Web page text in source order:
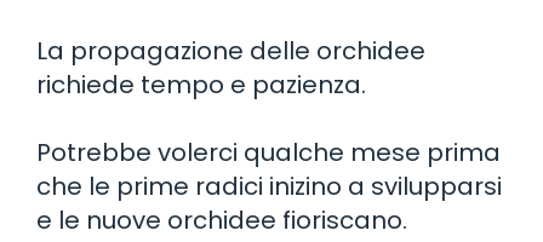
La propagazione delle orchidee
richiede tempo e pazienza.
Potrebbe volerci qualche mese prima
che le prime radici inizino a svilupparsi
e le nuove orchidee fioriscano.